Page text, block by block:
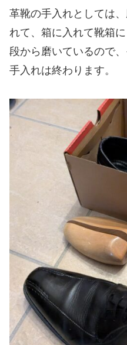
革靴の手入れとしては
れて、箱に入れて靴箱
段から磨いているので
手入れは終わります。